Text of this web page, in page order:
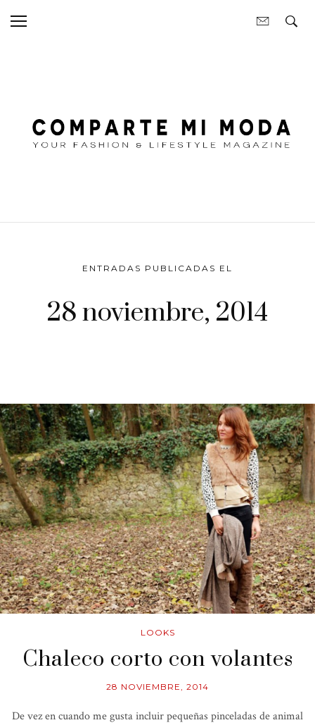
ENTRADAS PUBLICADAS EL
28 noviembre, 2014
LOOKS
Chaleco corto con volantes
28 NOVIEMBRE, 2014
De vez en cuando me gusta incluir pequeñas pinceladas de animal